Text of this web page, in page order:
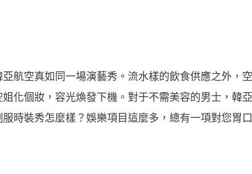
航空真如同一場演藝秀。流水樣的飲食供應之外，
化個妝，容光煥發下機。對于不需美容的男士，韓
時裝秀怎麼樣？娛樂項目這麼多，總有一項對您胃口